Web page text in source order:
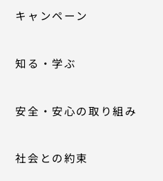
キャンペーン
知る・学ぶ
安全・安心の取り組み
社会との約束